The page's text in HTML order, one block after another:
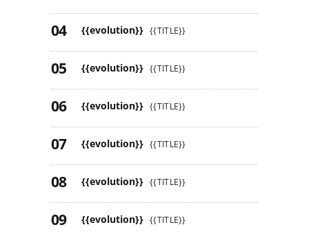
{{evolution}} {{TITLE}}
{{evolution}} {{TITLE}}
{{evolution}} {{TITLE}}
{{evolution}} {{TITLE}}
{{evolution}} {{TITLE}}
{{evolution}} {{TITLE}}